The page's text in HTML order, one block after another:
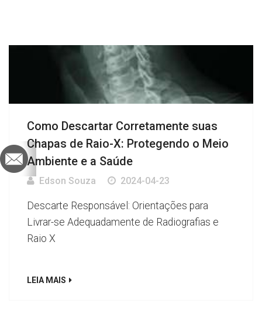
Como Descartar Corretamente suas
Chapas de Raio-X: Protegendo o Meio
Ambiente e a Saúde
Edson Souza 2024-04-23
Descarte Responsável: Orientações para
Livrar-se Adequadamente de Radiografias e
Raio X
LEIA MAIS